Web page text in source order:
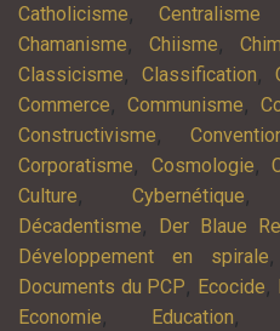
Catholicisme,Centralisme
Chamanisme, Chiisme,
Classicisme, Classification,
Commerce, Communisme,
Constructivisme,
Corporatisme, Cosmologie,
Culture, Cybernétique
Décadentisme, Der Blaue
Développement en spirale
Documents du PCP, Ecocide,
Economie, Education,